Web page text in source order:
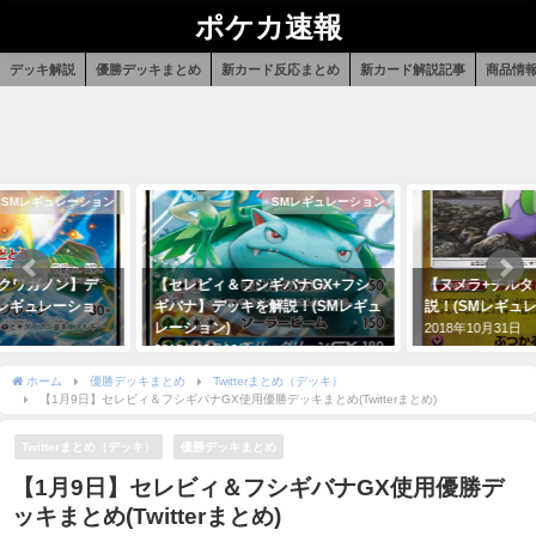
ポケカ速報
デッキ解説 優勝デッキまとめ 新カード反応まとめ 新カード解説記事 商品情
SMレギュレーション
ワガノン】デ
ギュレーショ
SMレギュレーション
【セレビィ＆フシギバナGX+フシ
ギバナ】デッキを解説！(SMレギュ
レーション)
2018年12月12日
【ヌメラ+チル
説！(SMレギュ
2018年10月31日
ホーム 優勝デッキまとめ
Twitterまとめ（デッキ）
【1月9日】セレビィ＆フシギバナGX使用優勝デッキまとめ(Twitterまとめ)
Twitterまとめ（デッキ） 優勝デッキまとめ
【1月9日】セレビィ＆フシギバナGX使用優勝デ
ッキまとめ(Twitterまとめ)